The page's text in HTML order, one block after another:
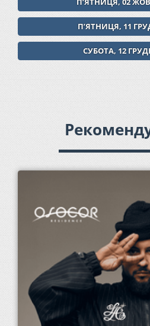
ПʼЯТНИЦЯ, 11
СУБОТА, 12